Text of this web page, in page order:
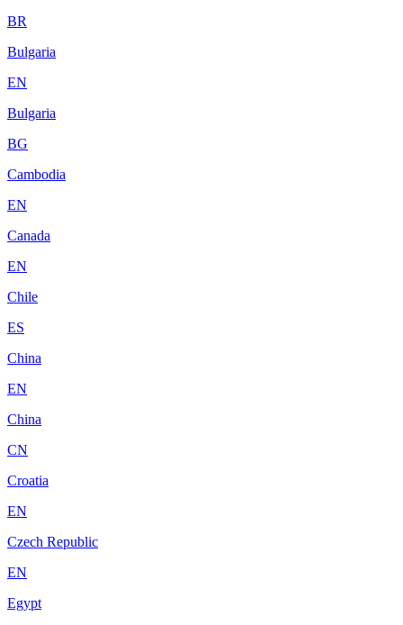
BR
Bulgaria
EN
Bulgaria
BG
Cambodia
EN
Canada
EN
Chile
ES
China
EN
China
CN
Croatia
EN
Czech Republic
EN
Egypt